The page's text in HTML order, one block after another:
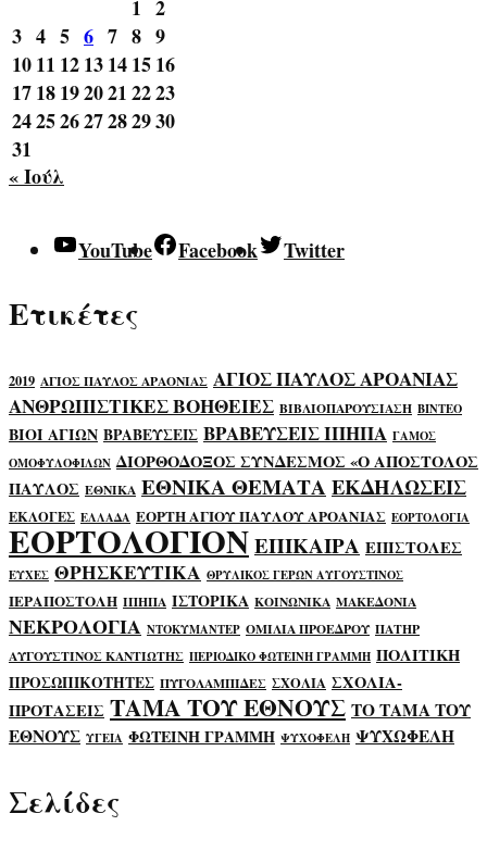
1 2
3 4 5 6 7 8 9
1011 1213141516
17181920212223
24252627282930
31
« Ιούλ
YouTube Facebook Twitter
Ετικέτες
2019 ΑΓΙΟΣ ΠΑΥΛΟΣ ΑΡΑΟΝΙΑΣ ΑΓΙΟΣ ΠΑΥΛΟΣ ΑΡΟΑΝΙΑΣ
ΑΝΘΡΩΠΙΣΤΙΚΕΣ ΒΟΗΘΕΙΕΣ ΒΙΒΛΙΟΠΑΡΟΥΣΙΑΣΗ ΒΙΝΤΕΟ
ΒΙΟΙ ΑΓΙΩΝ ΒΡΑΒΕΥΣΕΙΣ ΒΡΑΒΕΥΣΕΙΣ ΙΠΗΠΑ ΓΑΜΟΣ
ΟΜΟΦΥΛΟΦΙΛΩΝ ΔΙΟΡΘΟΔΟΞΟΣ ΣΥΝΔΕΣΜΟΣ «Ο ΑΠΟΣΤΟΛΟΣ
ΠΑΥΛΟΣ ΕΘΝΙΚΑ ΕΘΝΙΚΑ ΘΕΜΑΤΑΕΚΔΗΛΩΣΕΙΣ
ΕΚΛΟΓΕΣ ΕΛΛΑΔΑ ΕΟΡΤΗ ΑΓΙΟΥ ΠΑΥΛΟΥ ΑΡΟΑΝΙΑΣ ΕΟΡΤΟΛΟΓΙΑ
ΕΟΡΤΟΛΟΓΙΟΝΕΠΙΚΑΙΡΑ ΕΠΙΣΤΟΛΕΣ
ΕΥΧΕΣ ΘΡΗΣΚΕΥΤΙΚΑ ΘΡΥΛΙΚΟΣ ΓΕΡΩΝ ΑΥΓΟΥΣΤΙΝΟΣ
ΙΕΡΑΠΟΣΤΟΛΗ ΙΠΗΠΑ ΙΣΤΟΡΙΚΑ ΚΟΙΝΩΝΙΚΑ ΜΑΚΕΔΟΝΙΑ
ΝΕΚΡΟΛΟΓΙΑ ΝΤΟΚΥΜΑΝΤΕΡ ΟΜΙΛΙΑ ΠΡΟΕΔΡΟΥ ΠΑΤΗΡ
ΑΥΓΟΥΣΤΙΝΟΣ ΚΑΝΤΙΩΤΗΣ ΠΕΡΙΟΔΙΚΟ ΦΩΤΕΙΝΗ ΓΡΑΜΜΗ ΠΟΛΙΤΙΚΗ
ΠΡΟΣΩΠΙΚΟΤΗΤΕΣ ΠΥΓΟΛΑΜΠΙΔΕΣ ΣΧΟΛΙΑ ΣΧΟΛΙΑ-
ΠΡΟΤΑΣΕΙΣ ΤΑΜΑ ΤΟΥ ΕΘΝΟΥΣ ΤΟ ΤΑΜΑ ΤΟΥ
ΕΘΝΟΥΣ ΥΓΕΙΑ ΦΩΤΕΙΝΗ ΓΡΑΜΜΗ ΨΥΧΟΦΕΛΗ ΨΥΧΩΦΕΛΗ
Σελίδες